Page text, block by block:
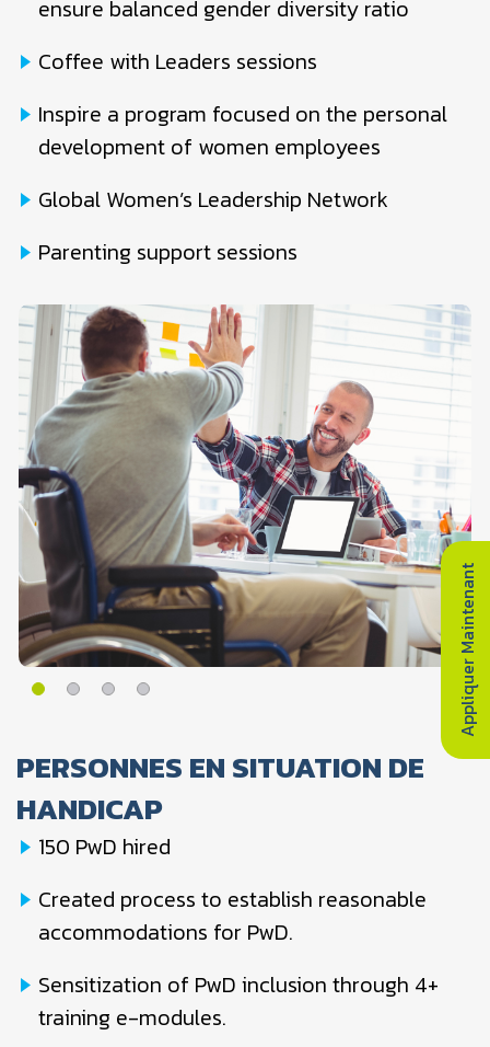
ensure balanced gender diversity ratio
Coffee with Leaders sessions
Inspire a program focused on the personal
development of women employees
Global Women’s Leadership Network
Parenting support sessions
PERSONNES EN SITUATION DE
HANDICAP
150 PwD hired
Created process to establish reasonable
accommodations for PwD.
Sensitization of PwD inclusion through 4+
training e-modules.
Appliquer Maintenant